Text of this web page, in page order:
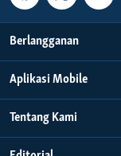
Berlangganan
Aplikasi Mobile
Tentang Kami